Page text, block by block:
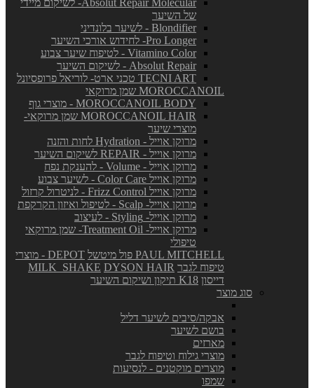
Absolut Repair Molecular- לשיקום מיידי
של השיער
Blondifier - לשיער בלונדיני
Pro Longer- לחידוש אורכי השיער
Vitamino Color - לטיפוח שיער צבוע
Absolut Repair - לשיקום השיער
TECNI ART טכני ארט- לוריאל פרופסיונל
MOROCCANOIL שמן מרוקאי
MOROCCANOIL BODY - מוצרי גוף
MOROCCANOIL HAIR שמן מרוקאי-
מוצרי שיער
מרוקן אוייל - Hydration לחות והזנה
מרוקן אוייל - REPAIR לשיקום השיער
מרוקן אוייל - Volume - להענקת נפח
מרוקן אוייל Color Care - לשיער צבוע
מרוקן אוייל Frizz Control - לניטרול קרזול
מרוקן אוייל- Scalp - לטיפול ואיזון הקרקפת
מרוקן אוייל- Styling - לעיצוב
מרוקן אוייל- Treatment Oil- שמן מרוקאי
טיפולי
PAUL MITCHELL פול מיטשל
DEPOT - מוצרי
טיפוח לגבר
MILK_SHAKE DYSON HAIR
דייסון K18 תיקון ושיקום השיער
סוג מוצר
אבקה/סיבים לשיער דליל
בושם לשיער
מארזים
מוצרי גילוח וטיפוח לגבר
מוצרים מוקטנים - לנסיעות
שמפו